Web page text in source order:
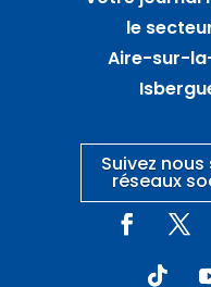
le
Aire-sur-
Suivez nous
réseaux